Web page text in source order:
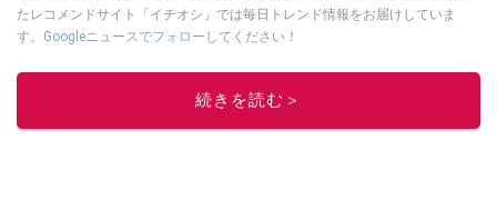
たレコメンドサイト「イチオシ」では毎日トレンド情報をお届けしていま
す。 Googleニュースでフォロー してください！
このイチオシストの他の記事を読む
続きを読む＞